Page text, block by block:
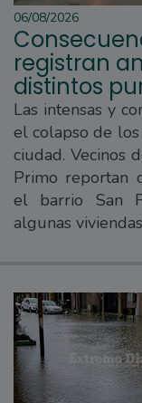
06/08/2026
registran
distintos
Las intensas y
el colapso de
ciudad. Vecinos
Primo reportan
el barrio San
algunas